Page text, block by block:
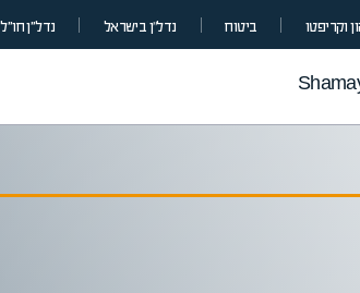
וקריפטו ביטוח נדל”ן בישראל נדל״ן חו״ל